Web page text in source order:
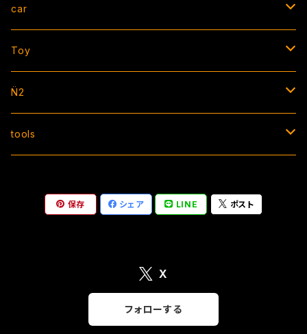
die cut / square / other
cutting
hoodie/sweat
jacket
CAP
socks
strap
bracelet
necklace
ring
car
AIR FRESHENER
license flame
ZIP TIE
steering
Toy
ソフビ
N̈2
apparel
BOX sticker
tools
保存 シェア LINE ポスト
X
フォローする